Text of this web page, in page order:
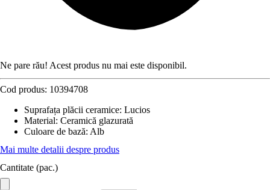
Ne pare rău! Acest produs nu mai este disponibil.
Cod produs: 10394708
Suprafața plăcii ceramice: Lucios
Material: Ceramică glazurată
Culoare de bază: Alb
Mai multe detalii despre produs
Cantitate (pac.)